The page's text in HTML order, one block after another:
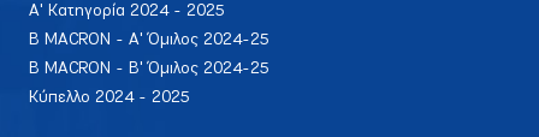
Α' Κατηγορία 2024 - 2025
Β MACRON - Α' Όμιλος 2024-25
Β MACRON - Β' Όμιλος 2024-25
Κύπελλο 2024 - 2025